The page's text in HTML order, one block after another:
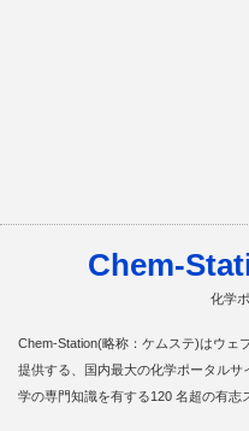
Chem-
化学
Chem-Station(略称：ケムステ)はウェ
提供する、国内最大の化学ポータル
学の専門知識を有する120 名超の有志